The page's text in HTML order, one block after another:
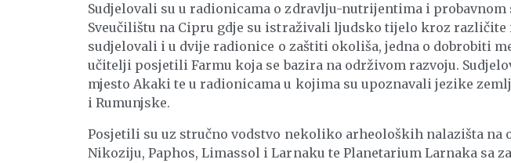
Sudjelovali su u radionicama o zdravlju-nutrijentima i probavnom
Sveučilištu na Cipru gdje su istraživali ljudsko tijelo kroz
sudjelovali i u dvije radionice o zaštiti okoliša, jedna o dobrobiti
učitelji posjetili Farmu koja se bazira na održivom razvoju.
mjesto Akaki te u radionicama u kojima su upoznavali jezike
i Rumunjske.
Posjetili su uz stručno vodstvo nekoliko arheoloških nalazišta na
Nikoziju, Paphos, Limassol i Larnaku te Planetarium Larnaka sa